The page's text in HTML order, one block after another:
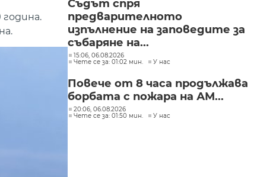
Съдът спря
предварителното
изпълнение на заповедите за
събаряне на...
15:06, 06.08.2026
Чете се за: 01:02 мин.
У нас
Повече от 8 часа продължава
борбата с пожара на АМ...
20:06, 06.08.2026
Чете се за: 01:50 мин.
У нас